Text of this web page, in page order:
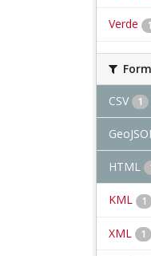
Verde 1
CSV 1
HTML
KML 1
XML 1